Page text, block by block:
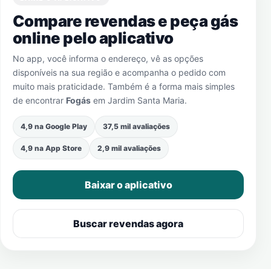
Compare revendas e peça gás
online pelo aplicativo
No app, você informa o endereço, vê as opções
disponíveis na sua região e acompanha o pedido com
muito mais praticidade. Também é a forma mais simples
de encontrar Fogás em Jardim Santa Maria.
4,9 na Google Play 37,5 mil avaliações
4,9 na App Store 2,9 mil avaliações
Baixar o aplicativo
Buscar revendas agora